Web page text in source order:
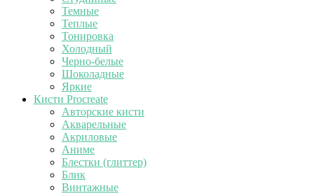
Темные
Теплые
Тонировка
Холодный
Черно-белые
Шоколадные
Яркие
Кисти Procreate
Авторские кисти
Акварельные
Акриловые
Аниме
Блестки (глиттер)
Блик
Винтажные